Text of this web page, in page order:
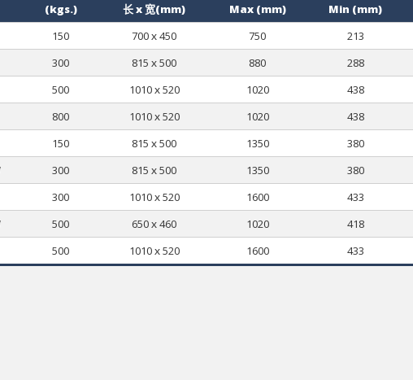
(kgs.)
长 x 宽(mm)
Max (mm)
Min (mm)
150 700ｘ450 750 213
300 815ｘ500 880 288
500 1010ｘ520 1020 438
800 1010ｘ520 1020 438
150 815ｘ500 1350 380
300 815ｘ500 1350 380
300 1010ｘ520 1600 433
500 650ｘ460 1020 418
500 1010ｘ520 1600 433